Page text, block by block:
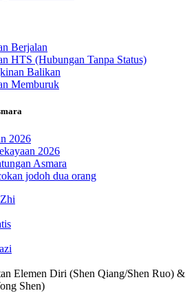
Berjalan
HTS (Hubungan Tanpa Status)
Balikan
Memburuk
2026
2026
Asmara
jodoh dua orang
Elemen Diri (Shen Qiang/Shen Ruo) &
Shen)